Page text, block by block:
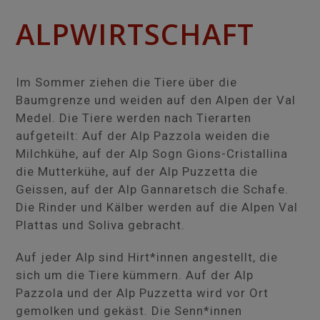
ALPWIRTSCHAFT
Im Sommer ziehen die Tiere über die
Baumgrenze und weiden auf den Alpen der Val
Medel. Die Tiere werden nach Tierarten
aufgeteilt: Auf der Alp Pazzola weiden die
Milchkühe, auf der Alp Sogn Gions-Cristallina
die Mutterkühe, auf der Alp Puzzetta die
Geissen, auf der Alp Gannaretsch die Schafe.
Die Rinder und Kälber werden auf die Alpen Val
Plattas und Soliva gebracht.
Auf jeder Alp sind Hirt*innen angestellt, die
sich um die Tiere kümmern. Auf der Alp
Pazzola und der Alp Puzzetta wird vor Ort
gemolken und gekäst. Die Senn*innen